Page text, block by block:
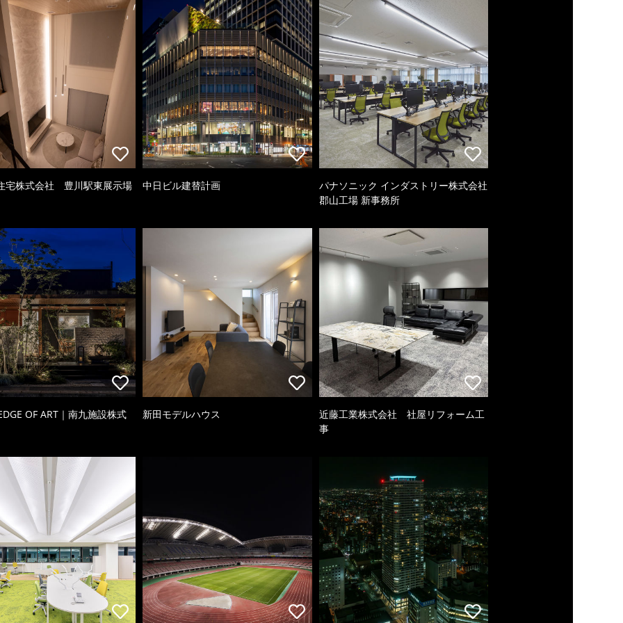
宅株式会社 豊川駅東展示場 中日ビル建替計画
パナソニック インダストリー株式会社
郡山工場 新事務所
OF ART｜南九施設株式 新田モデルハウス
近藤工業株式会社 社屋リフォーム工
事